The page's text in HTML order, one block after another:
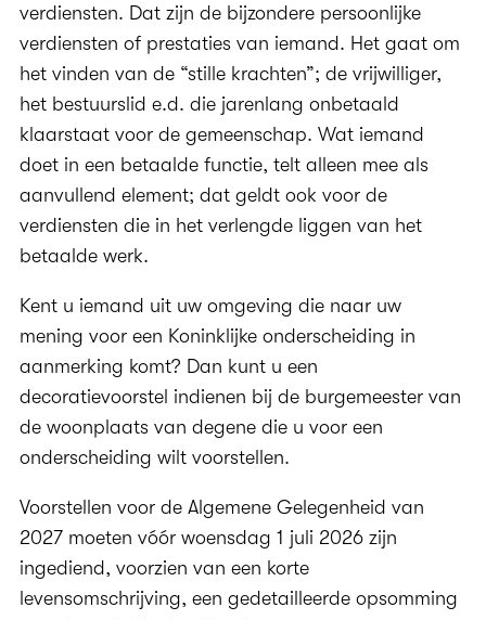
verdiensten. Dat zijn de bijzondere persoonlijke
verdiensten of prestaties van iemand. Het gaat om
het vinden van de “stille krachten”; de vrijwilliger,
het bestuurslid e.d. die jarenlang onbetaald
klaarstaat voor de gemeenschap. Wat iemand
doet in een betaalde functie, telt alleen mee als
aanvullend element; dat geldt ook voor de
verdiensten die in het verlengde liggen van het
betaalde werk.
Kent u iemand uit uw omgeving die naar uw
mening voor een Koninklijke onderscheiding in
aanmerking komt? Dan kunt u een
decoratievoorstel indienen bij de burgemeester van
de woonplaats van degene die u voor een
onderscheiding wilt voorstellen.
Voorstellen voor de Algemene Gelegenheid van
2027 moeten vóór woensdag 1 juli 2026 zijn
ingediend, voorzien van een korte
levensomschrijving, een gedetailleerde opsomming